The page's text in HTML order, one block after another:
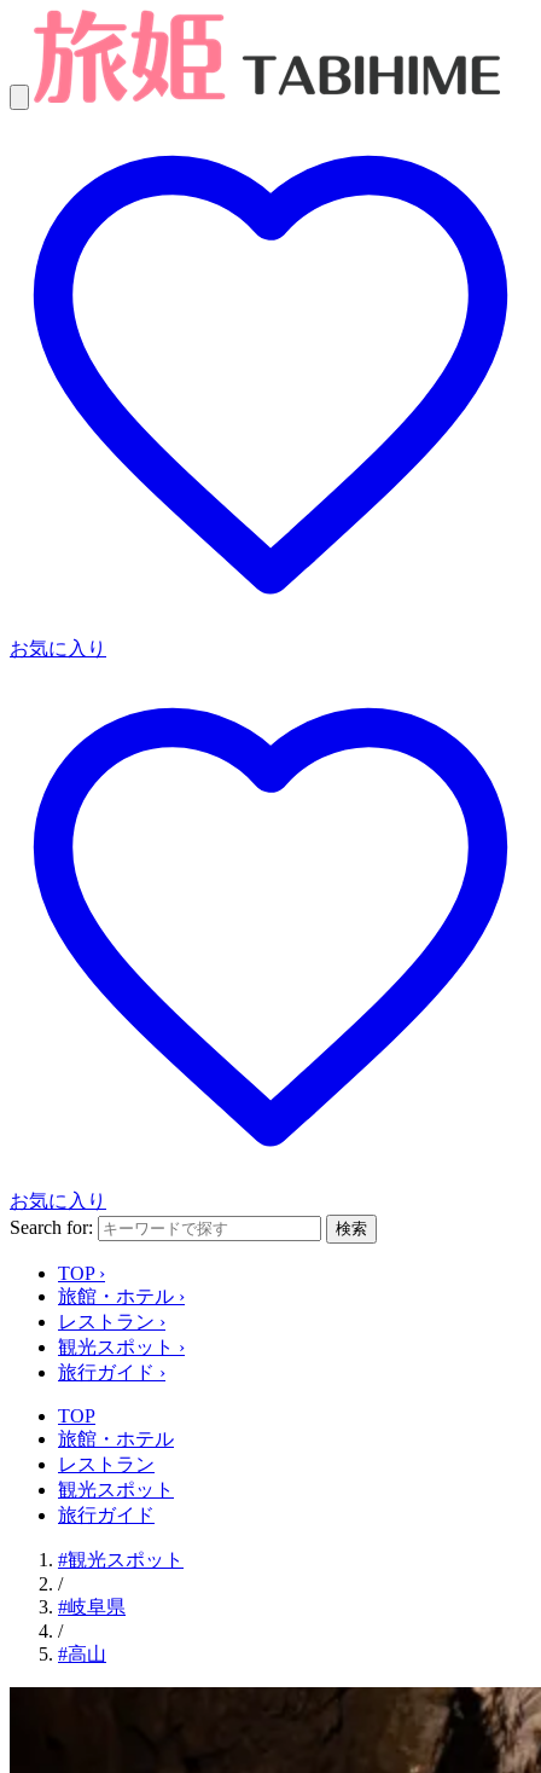
お気に入り
お気に入り
Search for:
検索
TOP ›
旅館・ホテル ›
レストラン ›
観光スポット ›
旅行ガイド ›
TOP
旅館・ホテル
レストラン
観光スポット
旅行ガイド
#観光スポット
/
#岐阜県
/
#高山